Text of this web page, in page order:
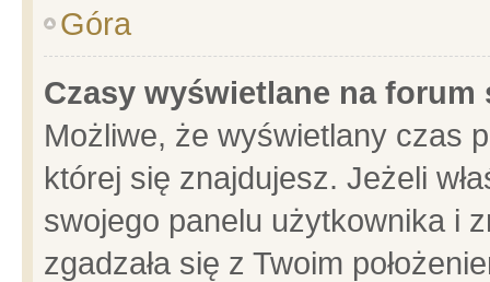
Góra
Czasy wyświetlane na forum
Możliwe, że wyświetlany czas
której się znajdujesz. Jeżeli
swojego panelu użytkownika i
zgadzała się z Twoim